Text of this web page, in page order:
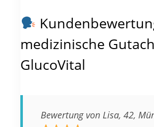
medizinische
GlucoVital
Bewertung von Lisa, 42,